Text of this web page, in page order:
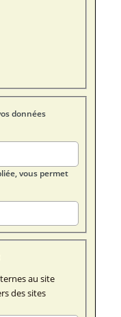
données
vous permet
au site
des sites